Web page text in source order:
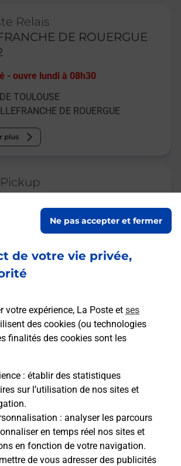
de votre vie privée,
votre expérience, La Poste et ses
des cookies (ou technologies
finalités des cookies sont les
: établir des statistiques
sur l’utilisation de nos sites et
: analyser les parcours
en temps réel nos sites et
en fonction de votre navigation.
de vous adresser des publicités
Ne pas accepter et fermer
Relais
DE ROUERGUE
-ouvre lundi à 08h30
TOULOUSE
DE ROUERGUE
plus
INTERMARCHE
jusqu'à 23h59
DU QUERCY
DE ROUERGUE
24h/24
plus